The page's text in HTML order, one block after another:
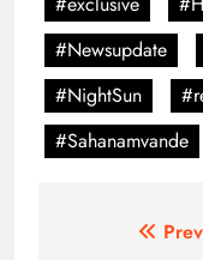
#Newsupdate
#NightSun
#Sahanamvande